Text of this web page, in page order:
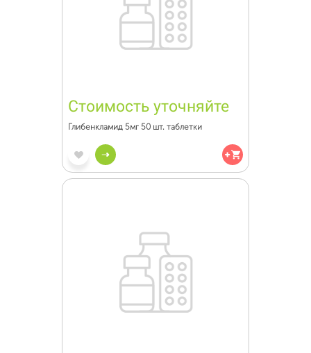
Стоимость уточняйте
Глибенкламид 5мг 50 шт. таблетки